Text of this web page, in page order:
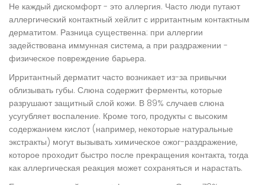
Не каждый дискомфорт - это аллергия. Часто люди путают
аллергический контактный хейлит с ирритантным контактным
дерматитом. Разница существенна: при аллергии
задействована иммунная система, а при раздражении -
физическое повреждение барьера.
Ирритантный дерматит часто возникает из-за привычки
облизывать губы. Слюна содержит ферменты, которые
разрушают защитный слой кожи. В 89% случаев слюна
усугубляет воспаление. Кроме того, продукты с высоким
содержанием кислот (например, некоторые натуральные
экстракты) могут вызывать химическое ожог-раздражение,
которое проходит быстро после прекращения контакта, тогда
как аллергическая реакция может сохраняться и нарастать.